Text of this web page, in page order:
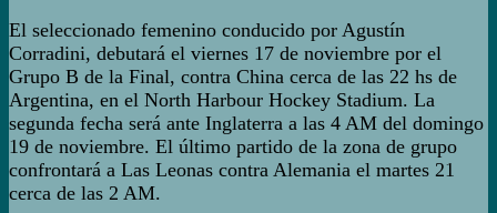
El seleccionado femenino conducido por Agustín
Corradini, debutará el viernes 17 de noviembre por el
Grupo B de la Final, contra China cerca de las 22 hs de
Argentina, en el North Harbour Hockey Stadium. La
segunda fecha será ante Inglaterra a las 4 AM del domingo
19 de noviembre. El último partido de la zona de grupo
confrontará a Las Leonas contra Alemania el martes 21
cerca de las 2 AM.